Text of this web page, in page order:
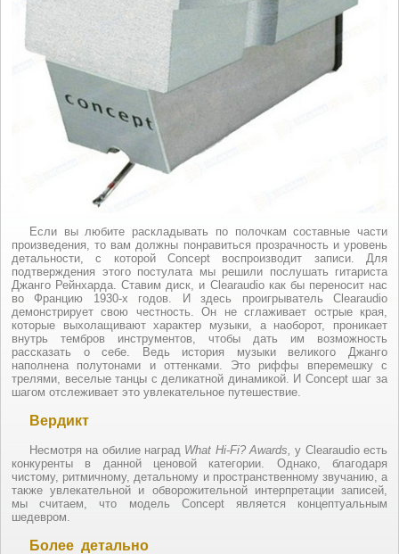
Если вы любите раскладывать по полочкам составные части
произведения, то вам должны понравиться прозрачность и уровень
детальности, с которой Concept воспроизводит записи. Для
подтверждения этого постулата мы решили послушать гитариста
Джанго Рейнхарда. Ставим диск, и Clearaudio как бы переносит нас
во Францию 1930-х годов. И здесь проигрыватель Clearaudio
демонстрирует свою честность. Он не сглаживает острые края,
которые выхолащивают характер музыки, а наоборот, проникает
внутрь тембров инструментов, чтобы дать им возможность
рассказать о себе. Ведь история музыки великого Джанго
наполнена полутонами и оттенками. Это риффы вперемешку с
трелями, веселые танцы с деликатной динамикой. И Concept шаг за
шагом отслеживает это увлекательное путешествие.
Вердикт
Несмотря на обилие наград What Hi-Fi?Awards у Clearaudio есть
конкуренты в данной ценовой категории. Однако, благодаря
чистому, ритмичному, детальному и пространственному звучанию, а
также увлекательной и обворожительной интерпретации записей,
мы считаем, что модель Concept является концептуальным
шедевром.
Более детально